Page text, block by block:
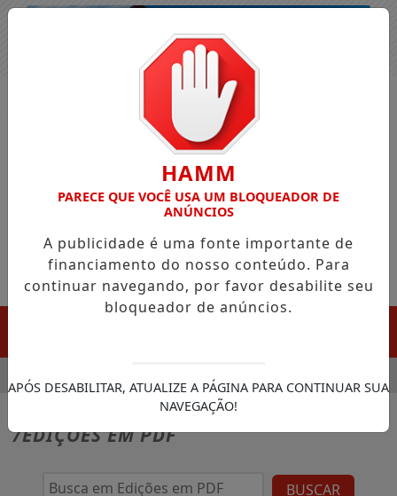
/EDIÇÕES EM PDF
BUSCAR
HAMM
PARECE QUE VOCÊ USA UM BLOQUEADOR DE
ANÚNCIOS
A publicidade é uma fonte importante de
financiamento do nosso conteúdo. Para
continuar navegando, por favor desabilite seu
bloqueador de anúncios.
APÓS DESABILITAR, ATUALIZE A PÁGINA PARA CONTINUAR SUA
NAVEGAÇÃO!